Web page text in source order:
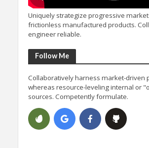
Uniquely strategize progressive
frictionless manufactured products.
engineer reliable.
Follow Me
Collaboratively harness market-driven
whereas resource-leveling internal or
sources. Competently formulate.